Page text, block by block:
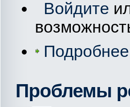
Войдите
Подробнее
Проблемы